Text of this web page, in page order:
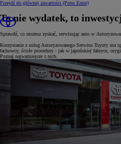
Przejdź do głównej zawartości (Press Enter)
To nie wydatek, to
Sprawdź, co możesz zyskać, serwisując auto w
Korzystanie z usług Autoryzowanego Serwisu Toyoty ma
fachowcy, ścisłe procedury - jak w japońskiej fabryce,
Poznaj najważniejsze z nich.